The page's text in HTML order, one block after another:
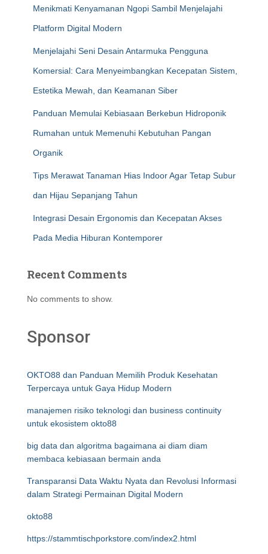
Menikmati Kenyamanan Ngopi Sambil Menjelajahi
Platform Digital Modern
Menjelajahi Seni Desain Antarmuka Pengguna
Komersial: Cara Menyeimbangkan Kecepatan Sistem,
Estetika Mewah, dan Keamanan Siber
Panduan Memulai Kebiasaan Berkebun Hidroponik
Rumahan untuk Memenuhi Kebutuhan Pangan
Organik
Tips Merawat Tanaman Hias Indoor Agar Tetap Subur
dan Hijau Sepanjang Tahun
Integrasi Desain Ergonomis dan Kecepatan Akses
Pada Media Hiburan Kontemporer
Recent Comments
No comments to show.
Sponsor
OKTO88 dan Panduan Memilih Produk Kesehatan
Terpercaya untuk Gaya Hidup Modern
manajemen risiko teknologi dan business continuity
untuk ekosistem okto88
big data dan algoritma bagaimana ai diam diam
membaca kebiasaan bermain anda
Transparansi Data Waktu Nyata dan Revolusi Informasi
dalam Strategi Permainan Digital Modern
okto88
https://stammtischporkstore.com/index2.html